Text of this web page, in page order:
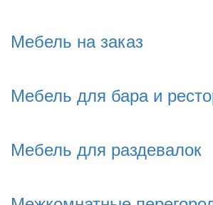
Мебель на заказ
Мебель для бара и
Мебель для раздевалок